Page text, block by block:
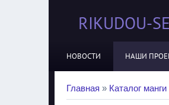
RIKUDOU-
НОВОСТИ НАШИ
Главная » Каталог манги